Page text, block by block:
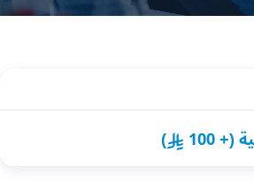
100
)